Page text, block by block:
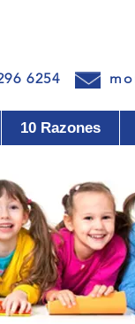
6254
10 Razones